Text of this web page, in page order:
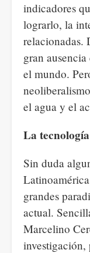
indicadores
lograrlo, la
relacionadas.
gran
el mundo.
el agua y el
La
Sin duda
grandes
actual.
Marcelino